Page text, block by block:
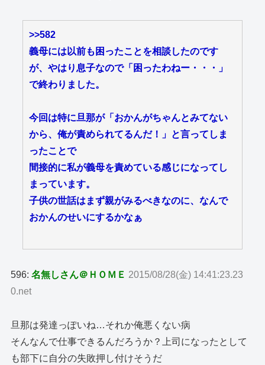
>>582
義母には以前も困ったことを相談したのです
が、やはり息子なので「困ったわねー・・・」
で終わりました。
今回は特に旦那が「おかんがちゃんとみてない
から、俺が責められてるんだ！」と言ってしま
ったことで
間接的に私が義母を責めている感じになってし
まっています。
子供の世話はまず親がみるべきなのに、なんで
おかんのせいにするかなぁ
596:名無しさん＠ＨＯＭＥ 2015/08/28(金) 14:41:23.23
0.net
旦那は発達っぽいね…それか俺悪くない病
そんなんで仕事できるんだろうか？上司になったとして
も部下に自分の失敗押し付けそうだ